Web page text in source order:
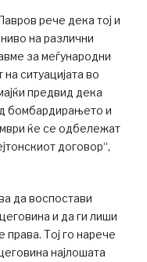
рече дека тој и
на различни
за меѓународни
ситуацијата во
предвид дека
бомбардирањето и
ќе се одбележат
договор“,
да воспостави
и да ги лиши
Тој го нарече
најлошата